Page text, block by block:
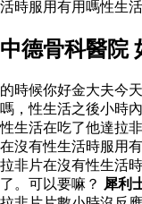
活時服用有用嗎性生
中德骨科醫院
的時候你好金大夫今
嗎，性生活之後小時
性生活在吃了他達拉
在沒有性生活時服用
拉非片在沒有性生活
了。可以要嘛？ 犀利